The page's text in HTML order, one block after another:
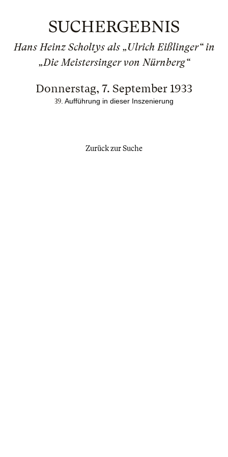
SUCHERGEBNIS
Hans Heinz Scholtys als „Ulrich Eißlinger“ in
„Die Meistersinger von Nürnberg“
Donnerstag, 7. September 1933
39 . Aufführung in dieser Inszenierung
Zurück zur Suche